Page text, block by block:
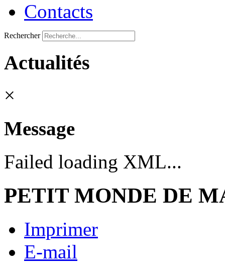
Contacts
Rechercher
Actualités
×
Message
Failed loading XML...
PETIT MONDE DE
Imprimer
E-mail